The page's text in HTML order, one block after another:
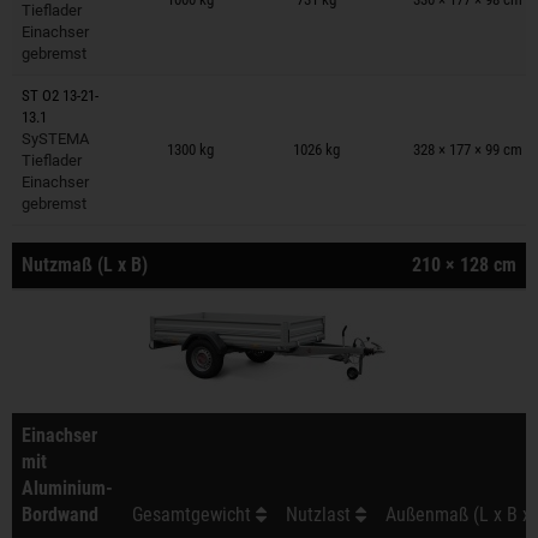
Tieflader
Einachser
gebremst
ST O2 13-21-
13.1
SySTEMA
Tieflader
Einachser
gebremst
1300 kg 1026 kg 328 × 177 × 99 cm
Anhänger auf Merkzettel
Nutzmaß (L x B) 210 × 128 cm
Einachser
mit
Aluminium-
Bordwand
Gesamtgewicht Nutzlast Außenmaß (L x B x